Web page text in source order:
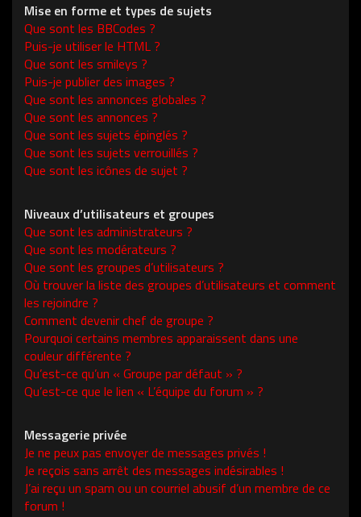
Mise en forme et types de sujets
Que sont les BBCodes ?
Puis-je utiliser le HTML ?
Que sont les smileys ?
Puis-je publier des images ?
Que sont les annonces globales ?
Que sont les annonces ?
Que sont les sujets épinglés ?
Que sont les sujets verrouillés ?
Que sont les icônes de sujet ?
Niveaux d’utilisateurs et groupes
Que sont les administrateurs ?
Que sont les modérateurs ?
Que sont les groupes d’utilisateurs ?
Où trouver la liste des groupes d’utilisateurs et comment
les rejoindre ?
Comment devenir chef de groupe ?
Pourquoi certains membres apparaissent dans une
couleur différente ?
Qu’est-ce qu’un « Groupe par défaut » ?
Qu’est-ce que le lien « L’équipe du forum » ?
Messagerie privée
Je ne peux pas envoyer de messages privés !
Je reçois sans arrêt des messages indésirables !
J’ai reçu un spam ou un courriel abusif d’un membre de ce
forum !